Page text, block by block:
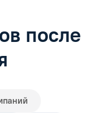
после